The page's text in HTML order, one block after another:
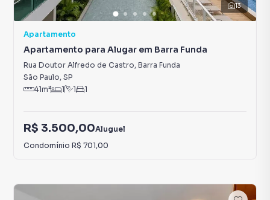
13
Apartamento
Apartamento para Alugar em Barra Funda
Rua Doutor Alfredo de Castro, Barra Funda
São Paulo, SP
41m² 1 1 1
R$ 3.500,00Aluguel
Condomínio R$ 701,00